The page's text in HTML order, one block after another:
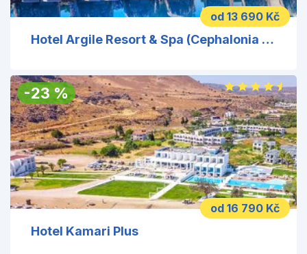
od 13 690 Kč
Hotel Argile Resort & Spa (Cephalonia Palace)
od 16 790 Kč
-23 %
Hotel Kamari Plus